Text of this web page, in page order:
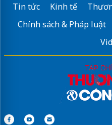
Tin tức Kinh tế
Chính sách & Pháp luật